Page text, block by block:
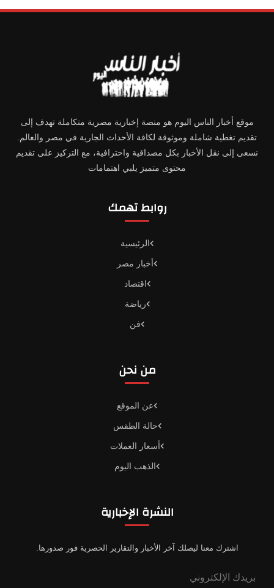
موقع أخبار الناس اليوم هو منصة إخبارية مصرية متكاملة تهدف إلى
تقديم تغطية شاملة وموثوقة لكافة الأحداث الجارية في مصر والعالم.
نسعى إلى نقل الأخبار بكل مصداقية واحترافية، مع التركيز على تقديم
محتوى متميز يلبي اهتمامات
روابط تهمك
الرئيسية
أخبار مصر
اقتصاد
رياضة
فن
من نحن
عن الموقع
حالة الطقس
أسعار العملات
الذهب اليوم
النشرة الإخبارية
اشترك معنا ليصلك آخر الأخبار والتقارير الحصرية فور صدورها.